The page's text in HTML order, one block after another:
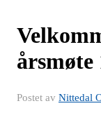
årsmøte
Postet av Nittedal